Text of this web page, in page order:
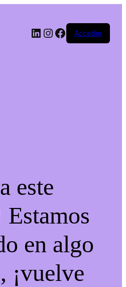
LinkedIn
Instagram
Facebook
Acceder
este
Estamos
en algo
¡vuelve